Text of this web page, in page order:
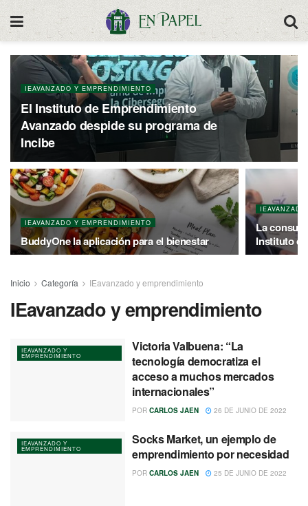
IEAVANZADO Y EMPRENDIMIENTO
El Instituto de Emprendimiento
Avanzado despide su programa de
Incibe
IEAVANZADO Y EMPRENDIMIENTO
BuddyOne la aplicación para el bienestar
La
Instituto
Inicio Categoría IEavanzado y emprendimiento
IEavanzado y emprendimiento
IEAVANZADO Y
EMPRENDIMIENTO
Victoria Valbuena: “La
tecnología democratiza el
acceso a muchos mercados
internacionales”
POR CARLOS JAEN 26 DE JUNIO DE 2022
IEAVANZADO Y
EMPRENDIMIENTO
Socks Market, un ejemplo de
emprendimiento por necesidad
POR CARLOS JAEN 25 DE JUNIO DE 2022